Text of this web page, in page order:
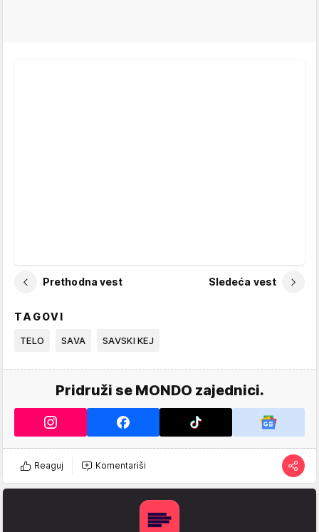
Prethodna vest Sledeća vest
TAGOVI
TELO SAVA SAVSKI KEJ
Pridruži se MONDO zajednici.
Reaguj Komentariši